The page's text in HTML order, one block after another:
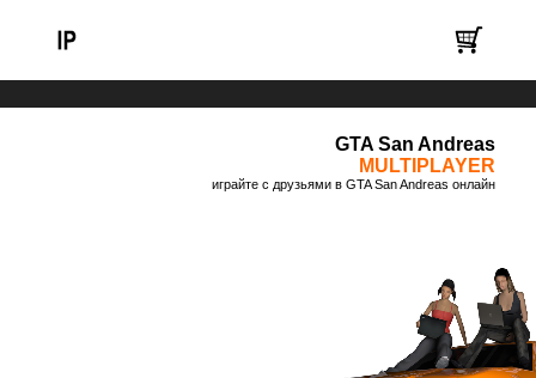
GTA San Andreas
MULTIPLAYER
играйте с друзьями в GTA San Andreas онлайн